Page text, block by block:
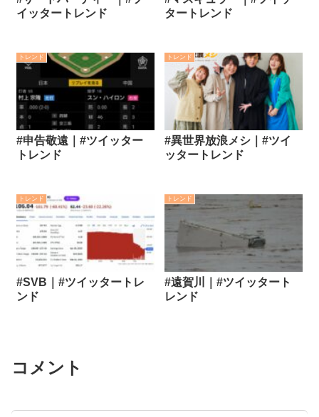
イッタートレンド
タートレンド
トレンド
#申告敬遠｜#ツイッター
トレンド
トレンド
#異世界放浪メシ｜#ツイ
ッタートレンド
トレンド
#SVB｜#ツイッタートレ
ンド
トレンド
#遠賀川｜#ツイッタート
レンド
コメント